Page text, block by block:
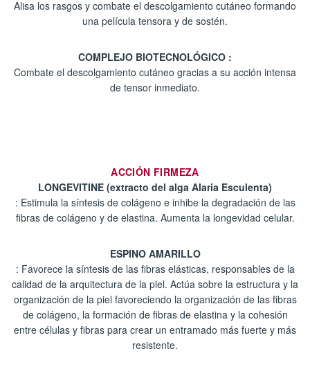
Alisa los rasgos y combate el descolgamiento cutáneo formando
una película tensora y de sostén.
COMPLEJO BIOTECNOLÓGICO :
Combate el descolgamiento cutáneo gracias a su acción intensa
de tensor inmediato.
ACCIÓN FIRMEZA
LONGEVITINE (extracto del alga Alaria Esculenta)
: Estimula la síntesis de colágeno e inhibe la degradación de las
fibras de colágeno y de elastina. Aumenta la longevidad celular.
ESPINO AMARILLO
: Favorece la síntesis de las fibras elásticas, responsables de la
calidad de la arquitectura de la piel. Actúa sobre la estructura y la
organización de la piel favoreciendo la organización de las fibras
de colágeno, la formación de fibras de elastina y la cohesión
entre células y fibras para crear un entramado más fuerte y más
resistente.